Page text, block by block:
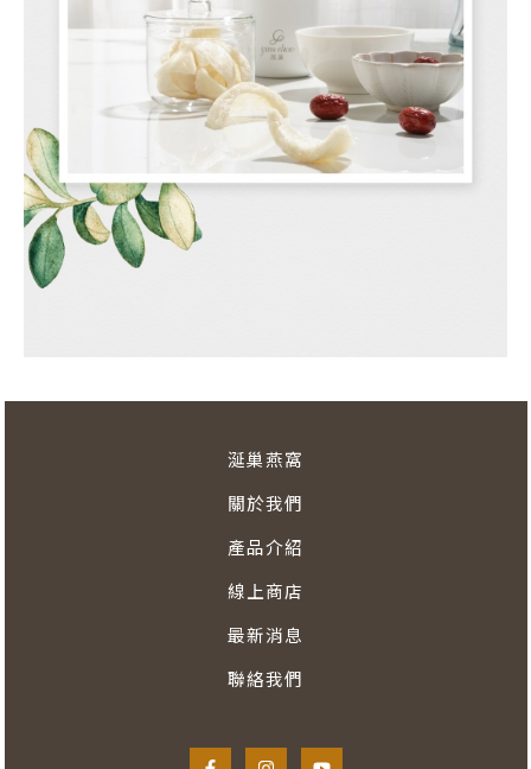
涎巢燕窩
關於我們​
產品介紹​
線上商店
最新消息
聯絡我們​